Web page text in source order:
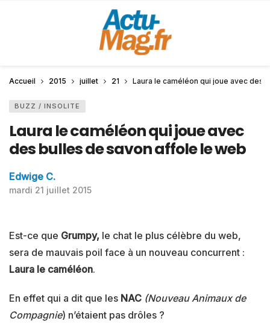
Accueil 2015 juillet 21 Laura le caméléon qui joue avec des
BUZZ / INSOLITE
Laura le caméléon qui joue avec
des bulles de savon affole le web
Edwige C.
mardi 21 juillet 2015
Est-ce que Grumpy, le chat le plus célèbre du web,
sera de mauvais poil face à un nouveau concurrent :
Laura le caméléon.
En effet qui a dit que les NAC (Nouveau Animaux de
Compagnie) n’étaient pas drôles ?